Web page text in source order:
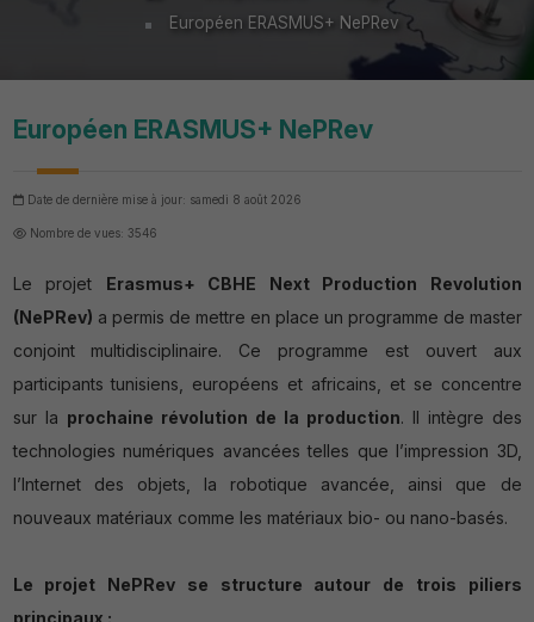
Européen ERASMUS+ NePRev
Européen ERASMUS+ NePRev
Date de dernière mise à jour: samedi 8 août 2026
Nombre de vues: 3546
Le projet Erasmus+ CBHE Next Production Revolution
(NePRev) a permis de mettre en place un programme de master
conjoint multidisciplinaire. Ce programme est ouvert aux
participants tunisiens, européens et africains, et se concentre
sur la prochaine révolution de la production. Il intègre des
technologies numériques avancées telles que l’impression 3D,
l’Internet des objets, la robotique avancée, ainsi que de
nouveaux matériaux comme les matériaux bio- ou nano-basés.
Le projet NePRev se structure autour de trois piliers